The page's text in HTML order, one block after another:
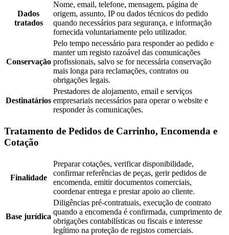
Dados
tratados
Nome, email, telefone, mensagem, página de
origem, assunto, IP ou dados técnicos do pedido
quando necessários para segurança, e informação
fornecida voluntariamente pelo utilizador.
Conservação
Pelo tempo necessário para responder ao pedido e
manter um registo razoável das comunicações
profissionais, salvo se for necessária conservação
mais longa para reclamações, contratos ou
obrigações legais.
Destinatários
Prestadores de alojamento, email e serviços
empresariais necessários para operar o website e
responder às comunicações.
Tratamento de Pedidos de Carrinho, Encomenda e
Cotação
Finalidade
Preparar cotações, verificar disponibilidade,
confirmar referências de peças, gerir pedidos de
encomenda, emitir documentos comerciais,
coordenar entrega e prestar apoio ao cliente.
Base jurídica
Diligências pré-contratuais, execução de contrato
quando a encomenda é confirmada, cumprimento de
obrigações contabilísticas ou fiscais e interesse
legítimo na proteção de registos comerciais.